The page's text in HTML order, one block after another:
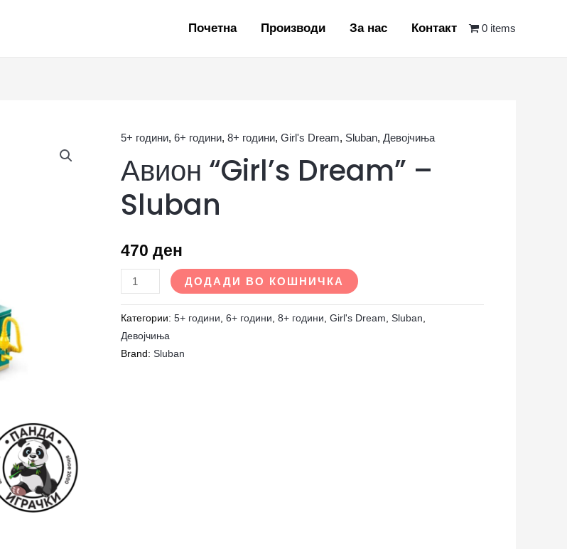
Почетна Производи За нас Контакт 0 items
5+ години,6+ години,8+ години,Girl's Dream, Sluban,Девојчиња
Авион “Girl’s Dream” –
Sluban
470ден
Авион
"Girl's
Dream"
-
Sluban
ДОДАДИ ВО КОШНИЧКА
Категории:5+ години,6+ години,8+ години,Girl's Dream,Sluban,
Девојчиња
Brand:Sluban